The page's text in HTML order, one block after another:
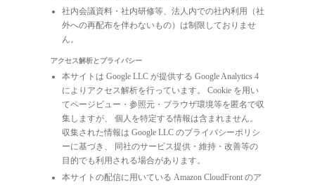
社内会議資料・社内研修等、法人内での社内利用（社
外への再配布を伴わないもの）は制限しておりませ
ん。
アクセス解析とプライバシー
本サイトは Google LLC が提供する Google Analytics 4
によりアクセス解析を行っています。 Cookie を用い
てページビュー・参照元・ブラウザ環境等を匿名で収
集しますが、 個人を特定する情報は含まれません。
収集された情報は Google LLC のプライバシーポリシ
ーに基づき、 同社のサービス提供・維持・改善等の
目的でも利用される場合があります。
本サイトの配信に用いている Amazon CloudFront のア